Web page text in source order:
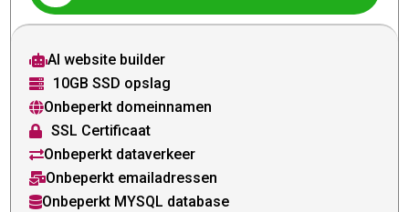
AI website builder
 10GB SSD opslag
Onbeperkt domeinnamen
 SSL Certificaat
Onbeperkt dataverkeer
Onbeperkt emailadressen
Onbeperkt MYSQL database